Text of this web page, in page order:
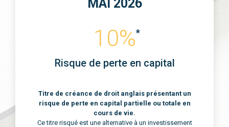
Risque de perte en capital
Votre Patrimoine en
Mouvement